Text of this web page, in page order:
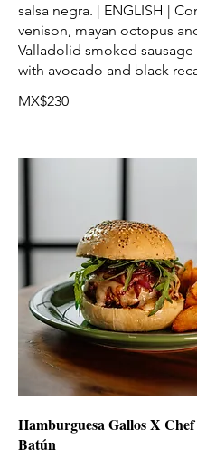
salsa negra. | ENGLISH |
venison, mayan octopus
Valladolid smoked sausage
with avocado and black
MX$230
Hamburguesa Gallos X
Batún